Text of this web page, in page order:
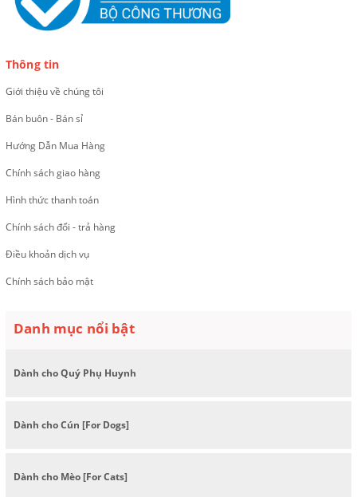
Thông tin
Giới thiệu về chúng tôi
Bán buôn - Bán sỉ
Hướng Dẫn Mua Hàng
Chính sách giao hàng
Hình thức thanh toán
Chính sách đổi - trả hàng
Điều khoản dịch vụ
Chính sách bảo mật
Danh mục nổi bật
Dành cho Quý Phụ Huynh
Dành cho Cún [For Dogs]
Dành cho Mèo [For Cats]